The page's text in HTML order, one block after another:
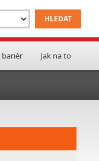
bariér Jak na to